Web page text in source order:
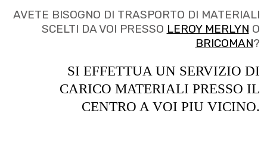
AVETE BISOGNO DI TRASPORTO DI MATERIALI
SCELTI DA VOI PRESSO LEROY MERLYN O
BRICOMAN?
SI EFFETTUA UN SERVIZIO DI
CARICO MATERIALI PRESSO IL
CENTRO A VOI PIU VICINO.